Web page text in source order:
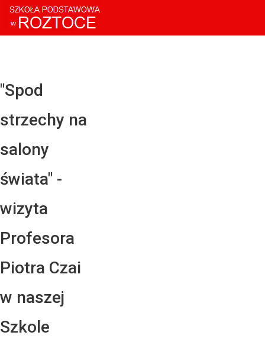
"Spod
strzechy na
salony
świata" -
wizyta
Profesora
Piotra Czai
w naszej
Szkole